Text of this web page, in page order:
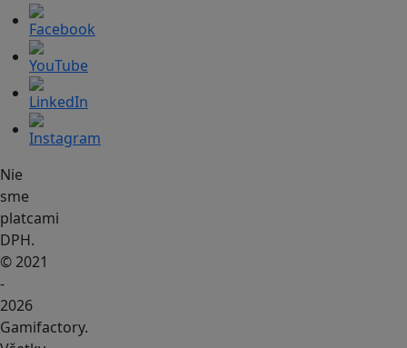
Nie
sme
platcami
DPH.
© 2021
-
2026
Gamifactory.